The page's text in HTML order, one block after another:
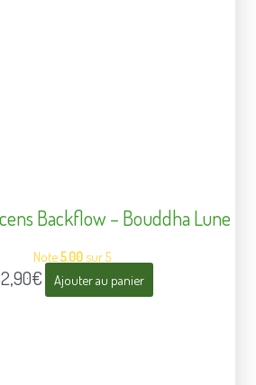
Backflow – Bouddha Lune
Note5.00 sur 5
€ Ajouter au panier